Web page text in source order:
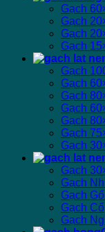
Gạch
Gạch
Gạch
Gạch
Gạch
Gạch
Gạch
Gạch
Gạch
Gạch
Gạch
Gạch
Gạch
Gạch
Gạch Cổ
Gạch